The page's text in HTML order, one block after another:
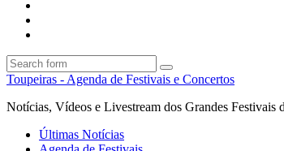
Search
Toupeiras - Agenda de Festivais e Concertos
Notícias, Vídeos e Livestream dos Grandes Festivais
Últimas Notícias